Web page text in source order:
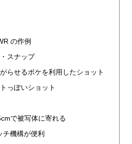
の作例
スナップ
らせるボケを利用したショット
っぽいショット
で被写体に寄れる
機構が便利